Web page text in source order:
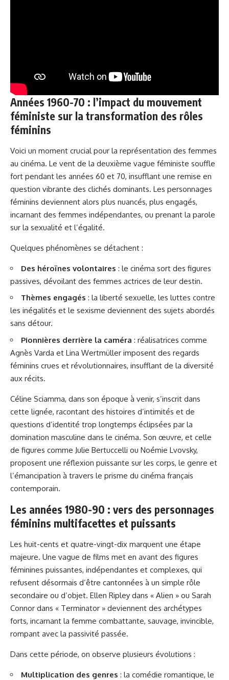
Années 1960-70 : l’impact du mouvement
féministe sur la transformation des rôles
féminins
Voici un moment crucial pour la représentation des femmes
au cinéma. Le vent de la deuxième vague féministe souffle
fort pendant les années 60 et 70, insufflant une remise en
question vibrante des clichés dominants. Les personnages
féminins deviennent alors plus nuancés, plus engagés,
incarnant des femmes indépendantes, ou prenant la parole
sur la sexualité et l’égalité.
Quelques phénomènes se détachent :
Des héroïnes volontaires : le cinéma sort des figures
passives, dévoilant des femmes actrices de leur destin.
Thèmes engagés : la liberté sexuelle, les luttes contre
les inégalités et le sexisme deviennent des sujets abordés
sans détour.
Pionnières derrière la caméra : réalisatrices comme
Agnès Varda et Lina Wertmüller imposent des regards
féminins crues et révolutionnaires, insufflant de la diversité
aux récits.
Céline Sciamma, dans son époque à venir, s’inscrit dans
cette lignée, racontant des histoires d’intimités et de
questions d’identité trop longtemps éclipsées par la
domination masculine dans le cinéma. Son œuvre, et celle
de figures comme Julie Bertuccelli ou Noémie Lvovsky,
proposent une réflexion puissante sur les corps, le genre et
l’émancipation à travers le prisme du cinéma français
contemporain.
Les années 1980-90 : vers des personnages
féminins multifacettes et puissants
Les huit-cents et quatre-vingt-dix marquent une étape
majeure. Une vague de films met en avant des figures
féminines puissantes, indépendantes et complexes, qui
refusent désormais d’être cantonnées à un simple rôle
secondaire ou d’objet. Ellen Ripley dans « Alien » ou Sarah
Connor dans « Terminator » deviennent des archétypes
forts, incarnant la femme combattante, sauvage, invincible,
rompant avec la passivité passée.
Dans cette période, on observe plusieurs évolutions :
Multiplication des genres : la comédie romantique, le